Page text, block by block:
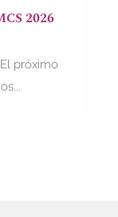
2026
próximo